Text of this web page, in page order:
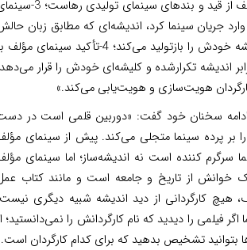
قرار دارد؛ 2-سینمای مؤلف از قید و بندهای سینمای تولیدی رهاست؛ 3-سینمای
جریان سینما کرد، اندیشه‌‌ای که مطابق زبان حالش
بود و برای همین همیشه خودش را بازتولید می‌‌کند؛ 4-تأکید سینمای مؤلف بر
اندیشه تکرارشده و کلیشه‌ای خودش را قرار می‌‌دهد؛
سخنان خود گفت: «دوربین قلمی است در دست
بر پرده سینما متجلی می‌‌کند. پیش از سینمای مؤلف
سرگرم ‌کننده است نه اندیشه‌‌ساز؛ اما سینمای مؤلف
از تاریخ و جامعه است و مانند کتاب عمل
کارگردانی از دید اندیشه شبیه دیگری نیست.
را دیدید که نام کارگردانش را نمی‌‌دانستید؛ از
تشخیص بدهید که برای کدام کارگردان است.»